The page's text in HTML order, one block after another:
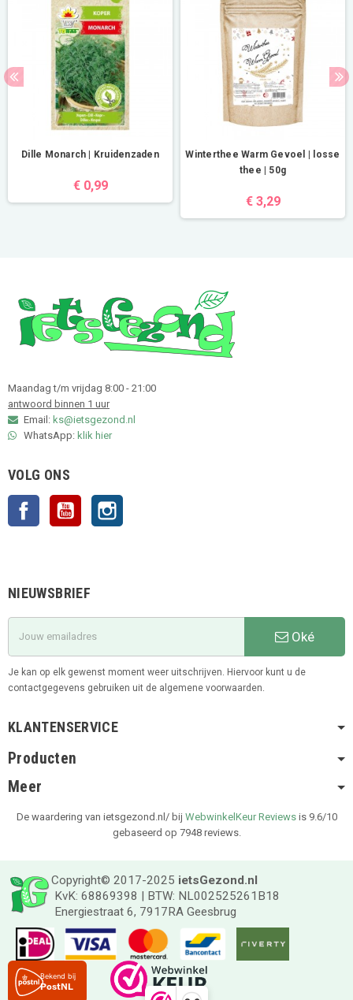
Dille Monarch | Kruidenzaden
€ 0,99
Winterthee Warm Gevoel | losse
thee | 50g
€ 3,29
Maandag t/m vrijdag 8:00 - 21:00
antwoord binnen 1 uur
Email: ks@ietsgezond.nl
WhatsApp: klik hier
VOLG ONS
Facebook YouTube
NIEUWSBRIEF
Oké
Je kan op elk gewenst moment weer uitschrijven. Hiervoor kunt u de
contactgegevens gebruiken uit de algemene voorwaarden.
KLANTENSERVICE
Producten
Meer
De waardering van ietsgezond.nl/ bij WebwinkelKeur Reviewsis 9.6/10
gebaseerd op 7948 reviews.
Copyright© 2017-2025 ietsGezond.nl
KvK: 68869398 | BTW: NL002525261B18
Energiestraat 6, 7917RA Geesbrug